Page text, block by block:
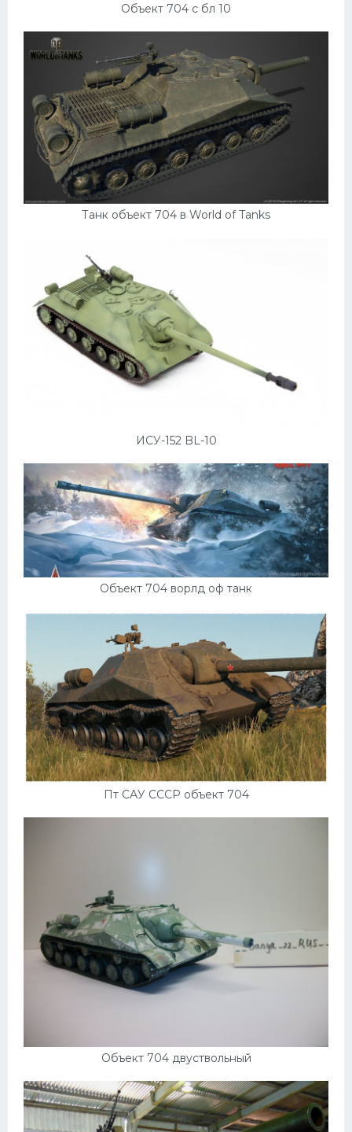
Объект 704 с бл 10
Танк объект 704 в World of Tanks
ИСУ-152 BL-10
Объект 704 ворлд оф танк
Пт САУ СССР объект 704
Объект 704 двуствольный